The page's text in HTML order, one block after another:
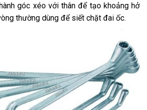
góc xéo với thân để tạo khoảng hở
thường dùng để siết chặt đai ốc.